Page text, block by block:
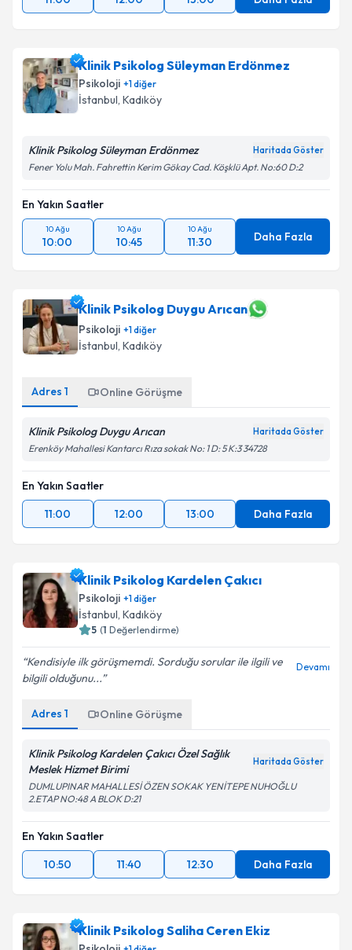
Klinik Psikolog Süleyman Erdönmez
Psikoloji +1diğer
İstanbul, Kadıköy
Klinik Psikolog Süleyman Erdönmez Haritada Göster
Fener Yolu Mah. Fahrettin Kerim Gökay Cad. Köşklü Apt. No:60 D:2
En Yakın Saatler
10 Ağu
10:00
10 Ağu
10:45
10 Ağu
11:30 Daha Fazla
Klinik Psikolog Duygu Arıcan
Psikoloji +1diğer
İstanbul, Kadıköy
Adres 1 Online Görüşme
Klinik Psikolog Duygu Arıcan Haritada Göster
Erenköy Mahallesi Kantarcı Rıza sokak No: 1 D: 5 K:3 34728
En Yakın Saatler
11:00
12:00 13:00 Daha Fazla
Klinik Psikolog Kardelen Çakıcı
Psikoloji +1diğer
İstanbul, Kadıköy
5 (1 Değerlendirme)
Kendisiyle ilk görüşmemdi. Sorduğu sorular ile ilgili ve
bilgili olduğunu...
Devamı
Adres 1 Online Görüşme
Klinik Psikolog Kardelen Çakıcı Özel Sağlık
Meslek Hizmet Birimi
Haritada Göster
DUMLUPINAR MAHALLESİ ÖZEN SOKAK YENİTEPE NUHOĞLU
2.ETAP NO:48 A BLOK D:21
En Yakın Saatler
10:50
11:40 12:30 Daha Fazla
Klinik Psikolog Saliha Ceren Ekiz